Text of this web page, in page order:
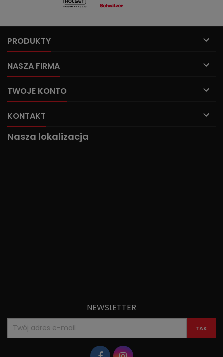
PRODUKTY 
NASZA FIRMA 
TWOJE KONTO 
KONTAKT 
Nasza lokalizacja
NEWSLETTER